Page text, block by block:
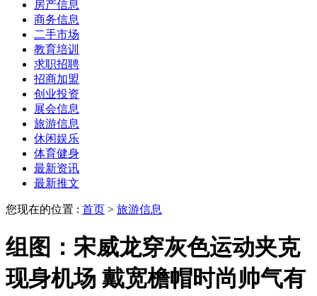
房产信息
商务信息
二手市场
教育培训
求职招聘
招商加盟
创业投资
展会信息
旅游信息
休闲娱乐
体育健身
最新资讯
最新推文
您现在的位置 : 首页 > 旅游信息
组图：宋威龙穿灰色运动夹克
现身机场 戴宽檐帽时尚帅气有